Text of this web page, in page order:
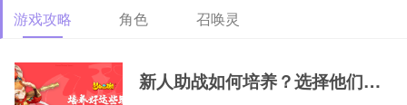
示
示
游戏攻略 角色 召唤灵
新人助战如何培养？选择他们，一